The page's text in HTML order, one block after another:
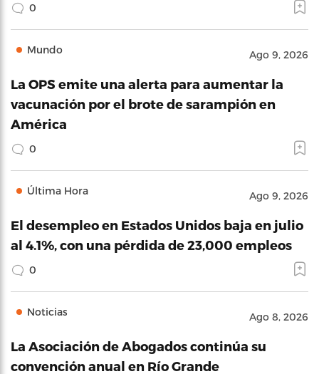
0
Mundo Ago 9, 2026
La OPS emite una alerta para aumentar la
vacunación por el brote de sarampión en
América
0
Última Hora Ago 9, 2026
El desempleo en Estados Unidos baja en julio
al 4.1%, con una pérdida de 23,000 empleos
0
Noticias Ago 8, 2026
La Asociación de Abogados continúa su
convención anual en Río Grande